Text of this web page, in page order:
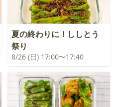
夏の終わりに！ししとう
祭り
8/26 (日) 17:00〜17:40